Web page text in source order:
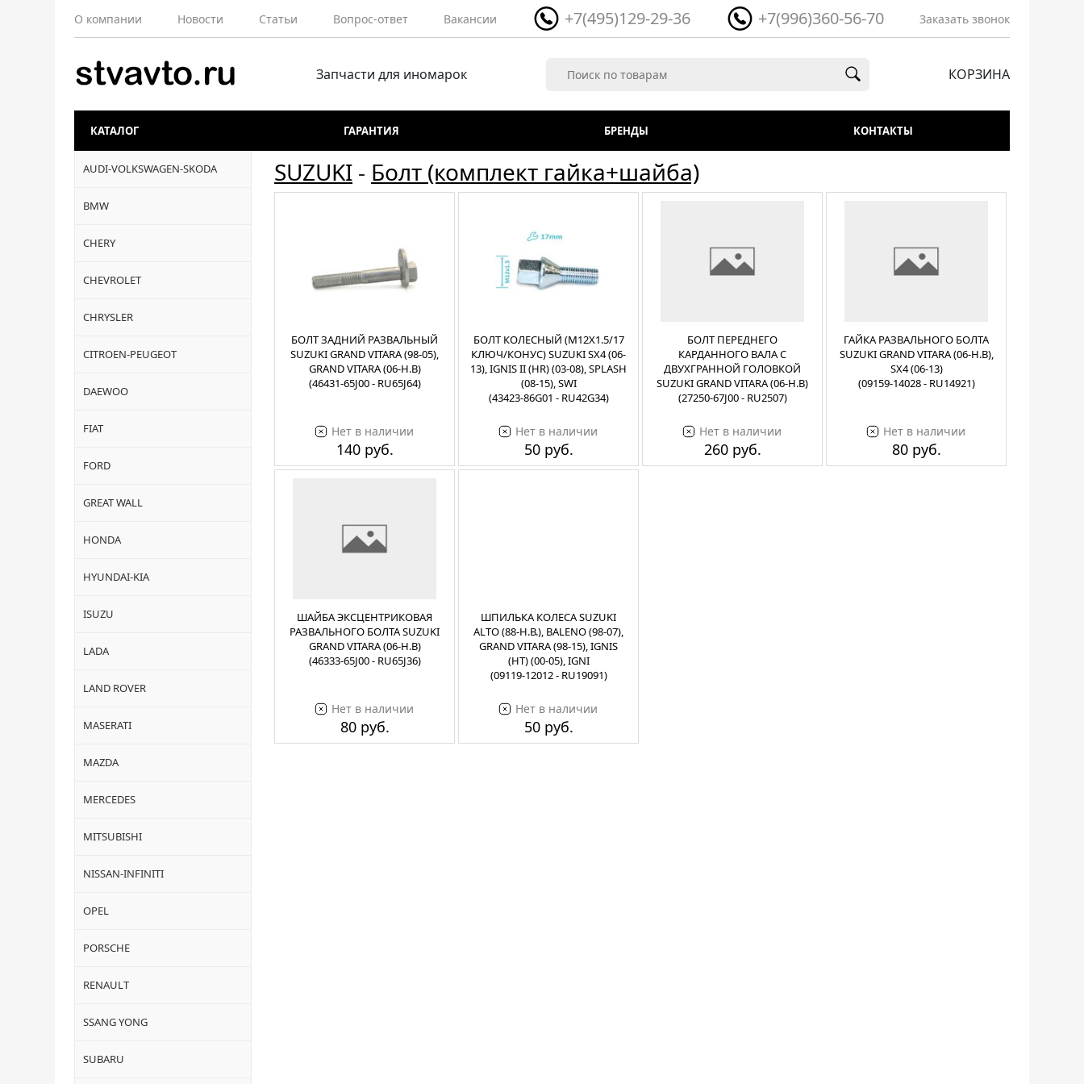
О компании Новости Статьи Вопрос-ответ Вакансии +7(495)129-29-36 +7(996)360-56-70 Заказать звонок
Запчасти для иномарок КОРЗИНА
КАТАЛОГ ГАРАНТИЯ БРЕНДЫ КОНТАКТЫ
AUDI-VOLKSWAGEN-SKODA
BMW
CHERY
CHEVROLET
CHRYSLER
CITROEN-PEUGEOT
DAEWOO
FIAT
FORD
GREAT WALL
HONDA
HYUNDAI-KIA
ISUZU
LADA
LAND ROVER
MASERATI
MAZDA
MERCEDES
MITSUBISHI
NISSAN-INFINITI
OPEL
PORSCHE
RENAULT
SSANG YONG
SUBARU
SUZUKI - Болт (комплект гайка+шайба)
БОЛТ ЗАДНИЙ РАЗВАЛЬНЫЙ
SUZUKI GRAND VITARA (98-05),
GRAND VITARA (06-Н.В)
(46431-65J00 - RU65J64)
Нет в наличии
140 руб.
БОЛТ КОЛЕСНЫЙ (M12X1.5/17
КЛЮЧ/КОНУС) SUZUKI SX4 (06-
13), IGNIS II (HR) (03-08), SPLASH
(08-15), SWI
(43423-86G01 - RU42G34)
Нет в наличии
50 руб.
БОЛТ ПЕРЕДНЕГО
КАРДАННОГО ВАЛА С
ДВУХГРАННОЙ ГОЛОВКОЙ
SUZUKI GRAND VITARA (06-Н.В)
(27250-67J00 - RU2507)
Нет в наличии
260 руб.
ГАЙКА РАЗВАЛЬНОГО БОЛТА
SUZUKI GRAND VITARA (06-Н.В),
SX4 (06-13)
(09159-14028 - RU14921)
Нет в наличии
80 руб.
ШАЙБА ЭКСЦЕНТРИКОВАЯ
РАЗВАЛЬНОГО БОЛТА SUZUKI
GRAND VITARA (06-Н.В)
(46333-65J00 - RU65J36)
Нет в наличии
80 руб.
ШПИЛЬКА КОЛЕСА SUZUKI
ALTO (88-Н.В.), BALENO (98-07),
GRAND VITARA (98-15), IGNIS
(HT) (00-05), IGNI
(09119-12012 - RU19091)
Нет в наличии
50 руб.